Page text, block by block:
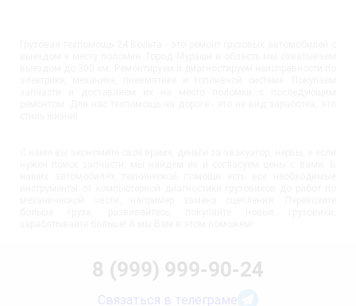
8 (999) 999-90-24
Связаться в телеграме